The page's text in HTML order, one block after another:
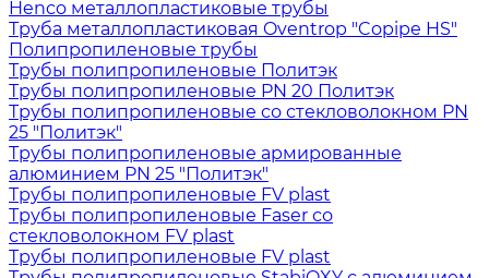
Henco металлопластиковые трубы
Труба металлопластиковая Oventrop "Copipe HS"
Полипропиленовые трубы
Трубы полипропиленовые Политэк
Трубы полипропиленовые PN 20 Политэк
Трубы полипропиленовые со стекловолокном PN
25 "Политэк"
Трубы полипропиленовые армированные
алюминием PN 25 "Политэк"
Трубы полипропиленовые FV plast
Трубы полипропиленовые Faser со
стекловолокном FV plast
Трубы полипропиленовые FV plast